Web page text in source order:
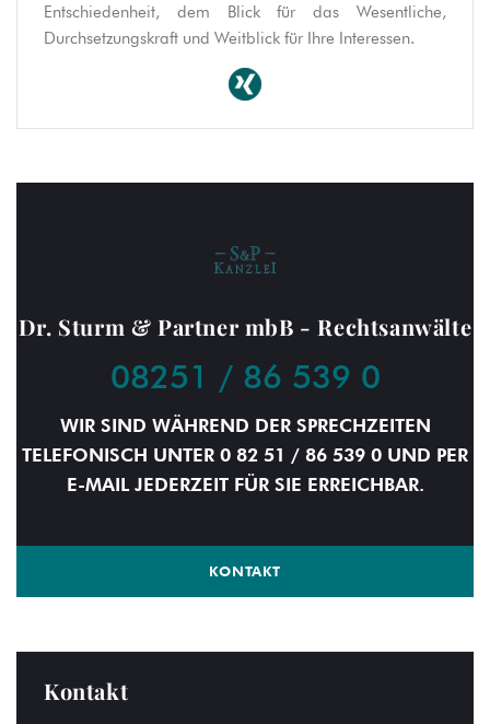
Entschiedenheit, dem Blick für das Wesentliche,
Durchsetzungskraft und Weitblick für Ihre Interessen.
Dr. Sturm & Partner mbB - Rechtsanwälte
08251 / 86 539 0
WIR SIND WÄHREND DER SPRECHZEITEN
TELEFONISCH UNTER 0 82 51 / 86 539 0 UND PER
E-MAIL JEDERZEIT FÜR SIE ERREICHBAR.
KONTAKT
Kontakt